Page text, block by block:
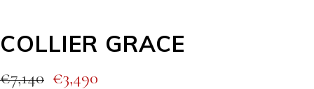
COLLIER GRACE
€7,140 €3,490